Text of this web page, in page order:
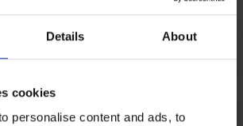
Details About
cookies
personalise content and ads, to